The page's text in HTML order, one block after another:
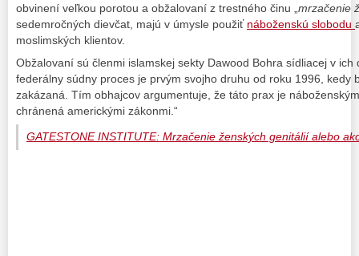
obvinení veľkou porotou a obžalovaní z trestného činu „mrzačenie
sedemročných dievčat, majú v úmysle použiť náboženskú slobodu
moslimských klientov.
Obžalovaní sú členmi islamskej sekty Dawood Bohra sídliacej v ich
federálny súdny proces je prvým svojho druhu od roku 1996, kedy
zakázaná. Tím obhajcov argumentuje, že táto prax je
chránená americkými zákonmi.“
GATESTONE INSTITUTE: Mrzačenie ženských genitálií alebo